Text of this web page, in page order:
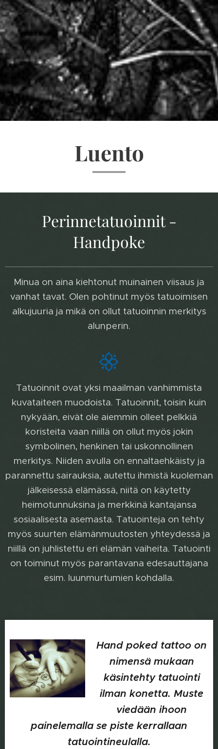
Luento
Perinnetatuoinnit -
Handpoke
Minua on aina kiehtonut muinainen viisaus ja
vanhat tavat. Olen pohtinut myös tatuoimisen
alkujuuria ja mikä on ollut tatuoinnin merkitys
alunperin.
Tatuoinnit ovat yksi maailman vanhimmista
kuvataiteen muodoista. Tatuoinnit, toisin kuin
nykyään, eivät ole aiemmin olleet pelkkiä
koristeita vaan niillä on ollut myös jokin
symbolinen, henkinen tai uskonnollinen
merkitys. Niiden avulla on ennaltaehkäisty ja
parannettu sairauksia, autettu ihmistä kuoleman
jälkeisessä elämässä, niitä on käytetty
heimotunnuksina ja merkkinä kantajansa
sosiaalisesta asemasta. Tatuointeja on tehty
myös suurten elämänmuutosten yhteydessä ja
niillä on juhlistettu eri elämän vaiheita. Tatuointi
on toiminut myös parantavana edesauttajana
esim. luunmurtumien kohdalla.
Hand poked tattoo on
nimensä mukaan
käsintehty tatuointi
ilman konetta. Muste
viedään ihoon
painelemalla se piste kerrallaan
tatuointineulalla.